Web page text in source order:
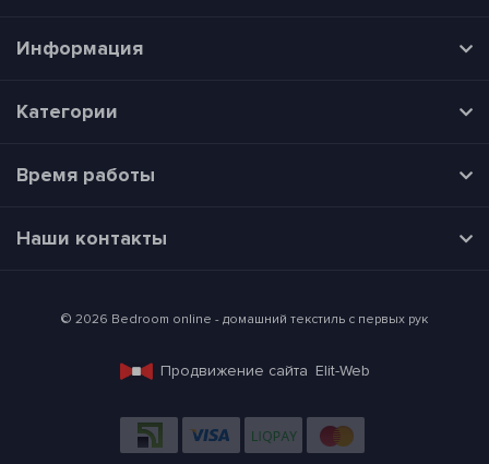
Информация
Категории
Время работы
Наши контакты
© 2026 Bedroom online - домашний текстиль с первых рук
Продвижение сайта Elit-Web